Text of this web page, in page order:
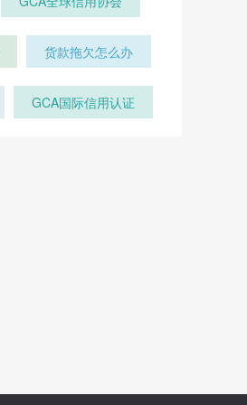
货款拖欠怎么办
GCA国际信用认证